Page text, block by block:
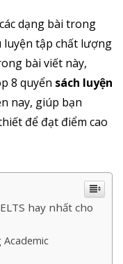
dạng bài trong
luyện tập chất lượng
bài viết này,
8 quyển sách luyện
nay, giúp bạn
để đạt điểm cao
hay nhất cho
Academic